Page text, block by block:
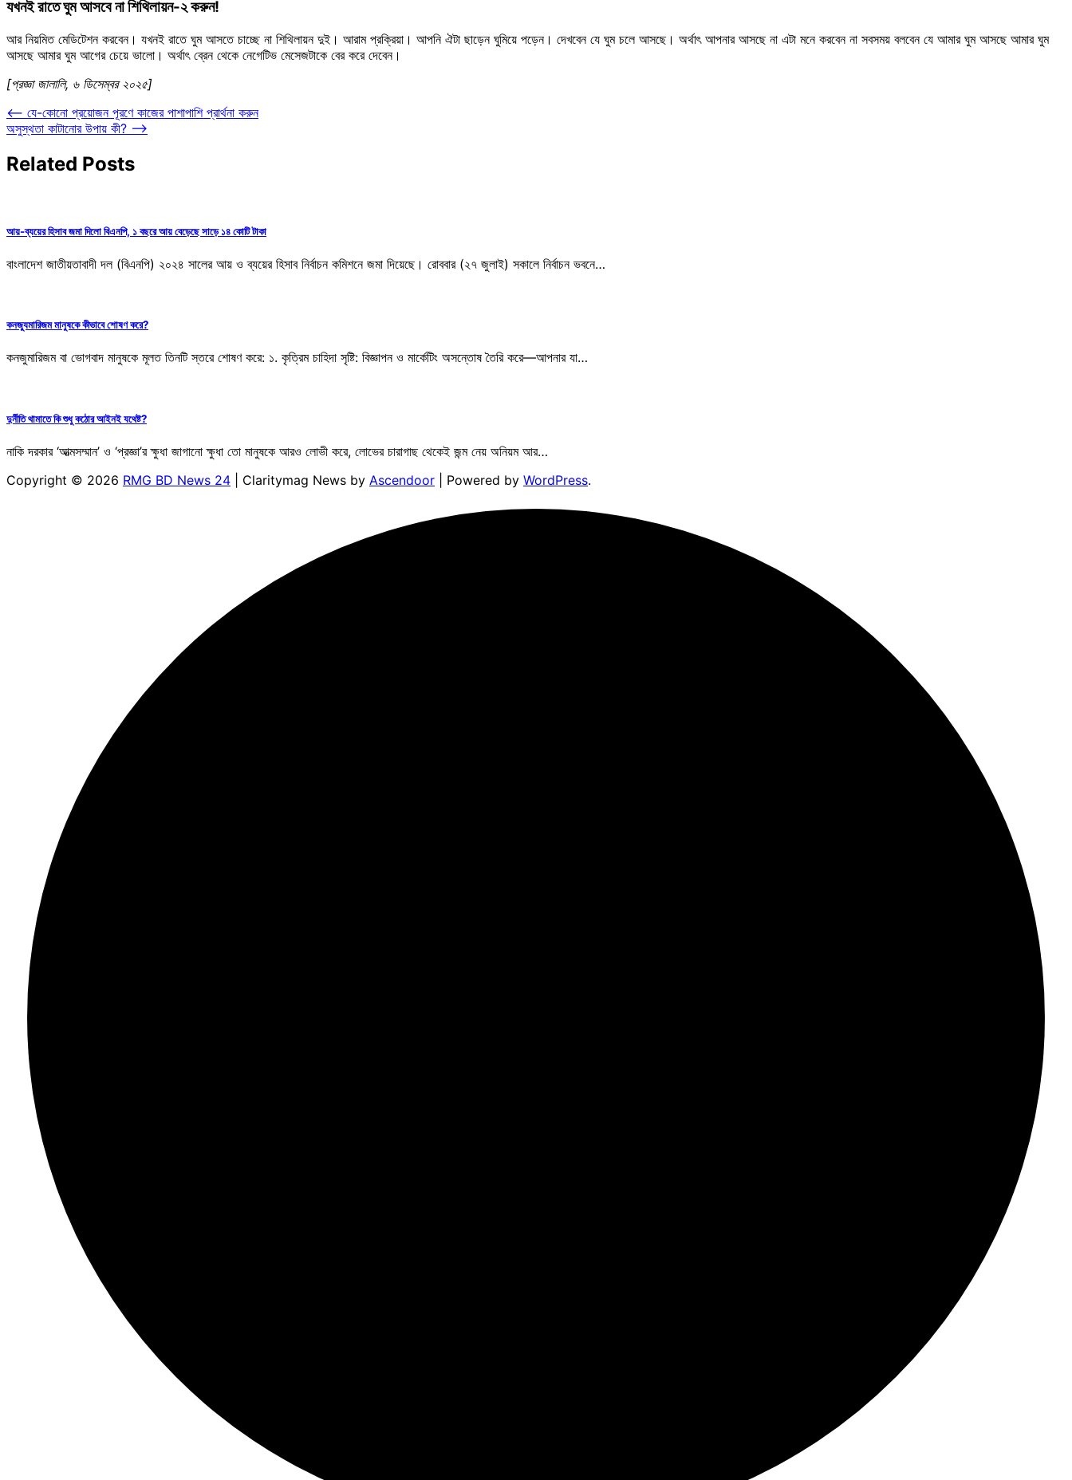
যখনই রাতে ঘুম আসবে না শিথিলায়ন-২ করুন!
আর নিয়মিত মেডিটেশন করবেন। যখনই রাতে ঘুম আসতে চাচ্ছে না শিথিলায়ন দুই। আরাম প্রক্রিয়া। আপনি ঐটা ছাড়েন ঘুমিয়ে পড়েন। দেখবেন যে ঘুম চলে আসছে। অর্থাৎ আপনার আসছে না এটা মনে করবেন না সবসময় বলবেন যে আমার ঘুম আসছে আমার ঘুম
আসছে আমার ঘুম আগের চেয়ে ভালো। অর্থাৎ ব্রেন থেকে নেগেটিভ মেসেজটাকে বের করে দেবেন।
[প্রজ্ঞা জালালি, ৬ ডিসেম্বর ২০২৫]
Post
navigation
⟵ যে-কোনো প্রয়োজন পূরণে কাজের পাশাপাশি প্রার্থনা করুন
অসুস্থতা কাটানোর উপায় কী? ⟶
Related Posts
আয়-ব্যয়ের হিসাব জমা দিলো বিএনপি, ১ বছরে আয় বেড়েছে সাড়ে ১৪ কোটি টাকা
বাংলাদেশ জাতীয়তাবাদী দল (বিএনপি) ২০২৪ সালের আয় ও ব্যয়ের হিসাব নির্বাচন কমিশনে জমা দিয়েছে। রোববার (২৭ জুলাই) সকালে নির্বাচন ভবনে…
কনজ্যুমারিজম মানুষকে কীভাবে শোষণ করে?
কনজুমারিজম বা ভোগবাদ মানুষকে মূলত তিনটি স্তরে শোষণ করে: ১. কৃত্রিম চাহিদা সৃষ্টি: বিজ্ঞাপন ও মার্কেটিং অসন্তোষ তৈরি করে—আপনার যা…
দুর্নীতি থামাতে কি শুধু কঠোর আইনই যথেষ্ট?
নাকি দরকার ‘আত্মসম্মান’ ও ‘প্রজ্ঞা’র ক্ষুধা জাগানো ক্ষুধা তো মানুষকে আরও লোভী করে, লোভের চারাগাছ থেকেই জন্ম নেয় অনিয়ম আর…
Copyright © 2026 RMG BD News 24 | Claritymag News by Ascendoor | Powered by WordPress.